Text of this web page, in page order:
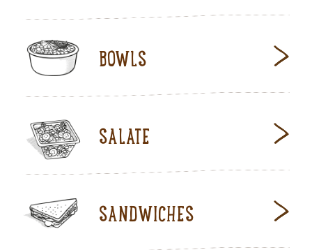
BOWLS
SALATE
SANDWICHES